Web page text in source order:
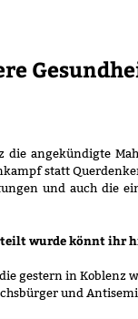
angekündigte
statt
und auch die
wurde könnt ihr
gestern in Koblenz
und